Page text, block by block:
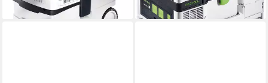
lieferbar - in 3-4 Werktagen bei dir